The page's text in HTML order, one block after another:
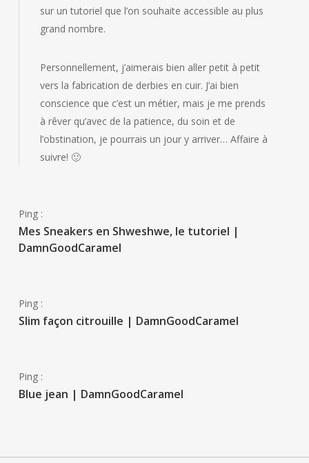
sur un tutoriel que l’on souhaite accessible au plus
grand nombre.
Personnellement, j’aimerais bien aller petit à petit
vers la fabrication de derbies en cuir. J’ai bien
conscience que c’est un métier, mais je me prends
à rêver qu’avec de la patience, du soin et de
l’obstination, je pourrais un jour y arriver… Affaire à
suivre! 🙂
Ping :
Mes Sneakers en Shweshwe, le tutoriel |
DamnGoodCaramel
Ping :
Slim façon citrouille | DamnGoodCaramel
Ping :
Blue jean | DamnGoodCaramel